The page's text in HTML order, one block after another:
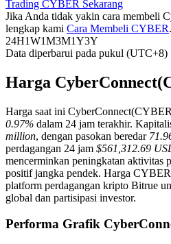
USDT Berjangka
Trading CYBER Sekarang
Jika Anda tidak yakin cara membeli
lengkap kami Cara Membeli CYBER.
24H1W1M3M1Y3Y
Data diperbarui pada pukul (UTC+8)
Harga
Harga saat ini
0.97% dalam 24 jam terakhir.
million, dengan pasokan beredar
perdagangan 24 jam $561,312.69
mencerminkan peningkatan aktivitas
positif jangka pendek. Harga
platform perdagangan kripto Bitrue
global dan partisipasi investor.
Performa Grafik